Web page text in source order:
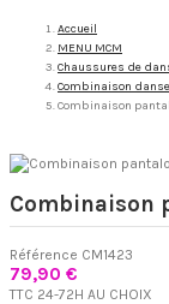
Accueil
MENU MCM
Chaussures de
Combinaison
Combinaison
Combinaison
Référence CM1423
79,90 €
TTC 24-72H AU CHOIX